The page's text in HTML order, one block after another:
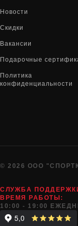
Новости
Скидки
Вакансии
Подарочные
Политика
конфиденциальности
© 2026 ООО
СЛУЖБА
ВРЕМЯ РАБОТЫ:
10:00 - 19:00